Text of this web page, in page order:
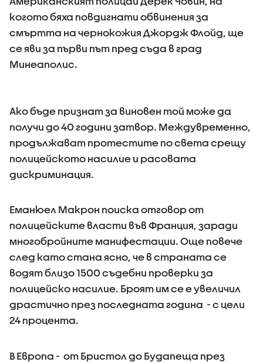
когото бяха повдигнати обвинения за
смъртта на чернокожия Джордж Флойд, ще
се яви за първи път пред съда в град
Минеаполис.
Ако бъде признат за виновен той може да
получи до 40 години затвор. Междувременно,
продължават протестите по света срещу
полицейското насилие и расовата
дискриминация.
Еманюел Макрон поиска отговор от
полицейските власти във Франция, заради
многобройните манифестации. Още повече
след като стана ясно, че в страната се
водят близо 1500 съдебни проверки за
полицейско насилие. Броят им се е увеличил
драстично през последната година - с цели
24 процента.
В Европа - от Бристол до Будапеща през